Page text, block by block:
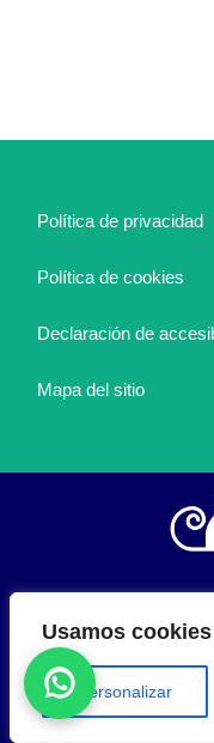
Usamos
Personalizar
Política de privacidad
Política de cookies
Declaración de
Mapa del sitio